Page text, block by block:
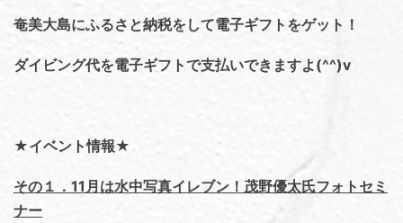
奄美大島にふるさと納税をして電子ギフトをゲット！
ダイビング代を電子ギフトで支払いできますよ(^^)v
★イベント情報★
その１．11月は水中写真イレブン！茂野優太氏フォトセミ
ナー